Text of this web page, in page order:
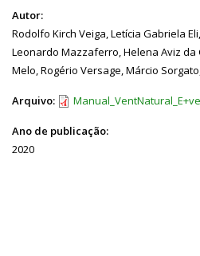
Autor:
Rodolfo Kirch Veiga, Letícia Gabriela
Leonardo Mazzaferro, Helena Aviz da
Melo, Rogério Versage, Márcio
Arquivo:
Ano de publicação:
2020